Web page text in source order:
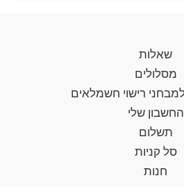
שאלות
מסלולים
רישוי חשמלאים
החשבון שלי
תשלום
סל קניות
חנות